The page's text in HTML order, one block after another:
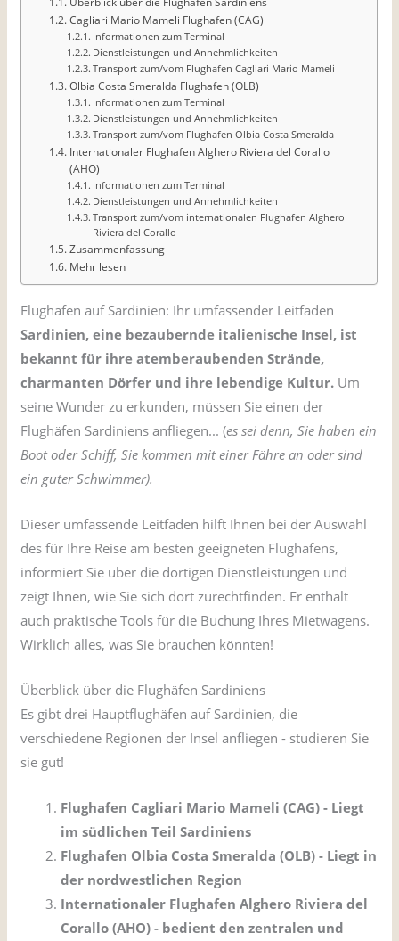
Cagliari Mario Mameli Flughafen (CAG)
Informationen zum Terminal
Dienstleistungen und Annehmlichkeiten
Transport zum/vom Flughafen Cagliari Mario Mameli
Olbia Costa Smeralda Flughafen (OLB)
Informationen zum Terminal
Dienstleistungen und Annehmlichkeiten
Transport zum/vom Flughafen Olbia Costa Smeralda
Internationaler Flughafen Alghero Riviera del Corallo
(AHO)
Informationen zum Terminal
Dienstleistungen und Annehmlichkeiten
Transport zum/vom internationalen Flughafen Alghero
Riviera del Corallo
Zusammenfassung
Mehr lesen
Flughäfen auf Sardinien: Ihr umfassender Leitfaden
Sardinien, eine bezaubernde italienische Insel, ist
bekannt für ihre atemberaubenden Strände,
charmanten Dörfer und ihre lebendige Kultur. Um
seine Wunder zu erkunden, müssen Sie einen der
Flughäfen Sardiniens anfliegen... (es sei denn, Sie haben ein
Boot oder Schiff, Sie kommen mit einer Fähre an oder sind
ein guter Schwimmer).
Dieser umfassende Leitfaden hilft Ihnen bei der Auswahl
des für Ihre Reise am besten geeigneten Flughafens,
informiert Sie über die dortigen Dienstleistungen und
zeigt Ihnen, wie Sie sich dort zurechtfinden. Er enthält
auch praktische Tools für die Buchung Ihres Mietwagens.
Wirklich alles, was Sie brauchen könnten!
Überblick über die Flughäfen Sardiniens
Es gibt drei Hauptflughäfen auf Sardinien, die
verschiedene Regionen der Insel anfliegen - studieren Sie
sie gut!
Flughafen Cagliari Mario Mameli (CAG) - Liegt
im südlichen Teil Sardiniens
Flughafen Olbia Costa Smeralda (OLB) - Liegt in
der nordwestlichen Region
Internationaler Flughafen Alghero Riviera del
Corallo (AHO) - bedient den zentralen und